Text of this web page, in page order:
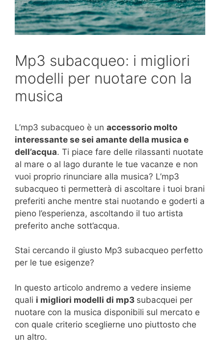
Mp3 subacqueo: i migliori
modelli per nuotare con la
musica
L’mp3 subacqueo è un accessorio molto
interessante se sei amante della musica e
dell’acqua. Ti piace fare delle rilassanti nuotate
al mare o al lago durante le tue vacanze e non
vuoi proprio rinunciare alla musica? L’mp3
subacqueo ti permetterà di ascoltare i tuoi brani
preferiti anche mentre stai nuotando e goderti a
pieno l’esperienza, ascoltando il tuo artista
preferito anche sott’acqua.
Stai cercando il giusto Mp3 subacqueo perfetto
per le tue esigenze?
In questo articolo andremo a vedere insieme
quali i migliori modelli di mp3 subacquei per
nuotare con la musica disponibili sul mercato e
con quale criterio sceglierne uno piuttosto che
un altro.